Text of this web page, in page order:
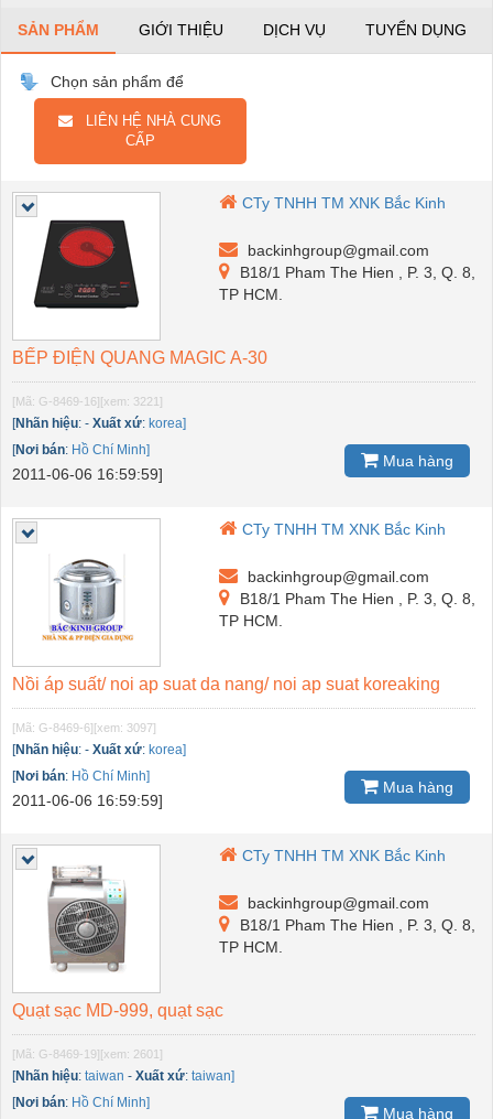
SẢN PHẨM GIỚI THIỆU DỊCH VỤ TUYỂN DỤNG
Chọn sản phẩm để
LIÊN HỆ NHÀ CUNG
CẤP
CTy TNHH TM XNK Bắc Kinh
backinhgroup@gmail.com
B18/1 Pham The Hien , P. 3, Q. 8,
TP HCM.
BẾP ĐIỆN QUANG MAGIC A-30
[Mã: G-8469-16][xem: 3221]
[Nhãn hiệu: - Xuất xứ: korea]
[Nơi bán: Hồ Chí Minh]
2011-06-06 16:59:59]
Mua hàng
CTy TNHH TM XNK Bắc Kinh
backinhgroup@gmail.com
B18/1 Pham The Hien , P. 3, Q. 8,
TP HCM.
Nồi áp suất/ noi ap suat da nang/ noi ap suat koreaking
[Mã: G-8469-6][xem: 3097]
[Nhãn hiệu: - Xuất xứ: korea]
[Nơi bán: Hồ Chí Minh]
2011-06-06 16:59:59]
Mua hàng
CTy TNHH TM XNK Bắc Kinh
backinhgroup@gmail.com
B18/1 Pham The Hien , P. 3, Q. 8,
TP HCM.
Quạt sạc MD-999, quạt sạc
[Mã: G-8469-19][xem: 2601]
[Nhãn hiệu: taiwan - Xuất xứ: taiwan]
[Nơi bán: Hồ Chí Minh]
Mua hàng